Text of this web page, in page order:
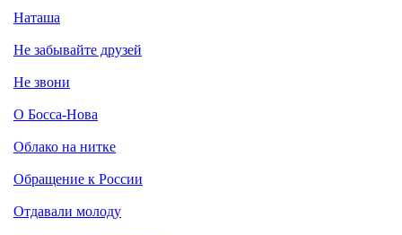
Наташа
Не забывайте друзей
Не звони
О Босса-Нова
Облако на нитке
Обращение к России
Отдавали молоду